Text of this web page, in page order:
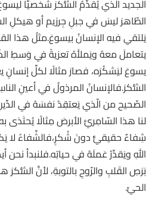
الجديد الّذي يُقدِّمُ الشُّكرَ شخصيًّا
الطّاهرَ ليسَ في جبلِ جِرزيم أو هيكلِ
يَلتقي فيه الإنسانُ بيسوعَ.مثلُ هذا
يتعاملَ معهُ ويَملأَهُ تعزيةً في وَسطِ
يسوعَ ليَشكُرَه، فصارَ مثالًا لكلِّ
الشُّكرَ.فالإنسانُ المرذولُ في أعينِ
الصّحيح من الّذي يَعتقِدُ نفسَهُ في
لنا هذا السّامِريَّ الأبرصَ مِثالًا يُحتَذى
شِفاءٌ حقيقيٌّ دونَ شُكرٍ،فالشِّفاءُ لا
اللهِ ويَقدِّرُ عَملَهُ في حياتِه.فلنبدأ نحن
بَرَصِ القَلبِ والرّوحِ بالتوبةِ، لأنَّ الشُّكرَ
الحيّ.